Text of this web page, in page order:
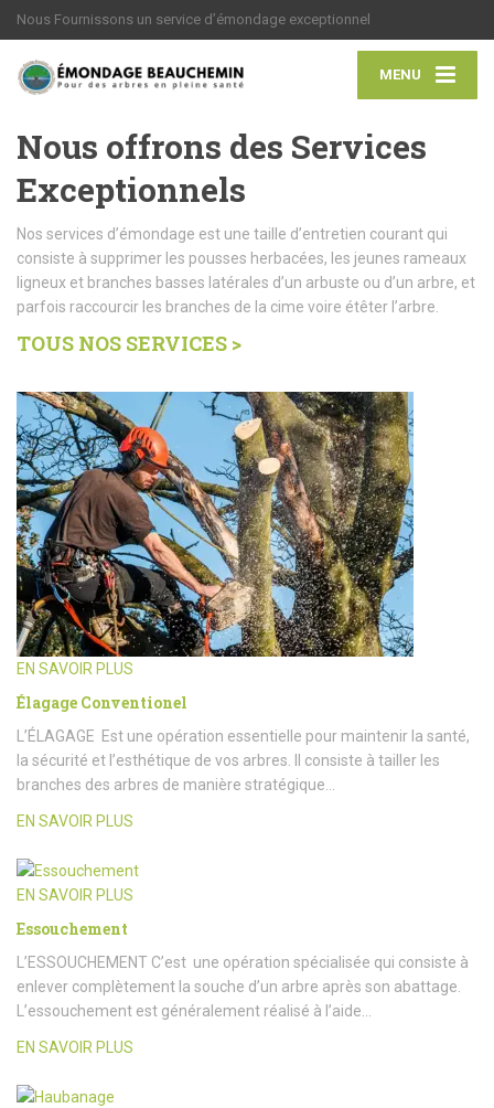
Nous Fournissons un service d’émondage exceptionnel
MENU
Nous offrons des Services
Exceptionnels
Nos services d’émondage est une taille d’entretien courant qui
consiste à supprimer les pousses herbacées, les jeunes rameaux
ligneux et branches basses latérales d’un arbuste ou d’un arbre, et
parfois raccourcir les branches de la cime voire étêter l’arbre.
TOUS NOS SERVICES >
EN SAVOIR PLUS
Élagage Conventionel
L’ÉLAGAGE Est une opération essentielle pour maintenir la santé,
la sécurité et l’esthétique de vos arbres. Il consiste à tailler les
branches des arbres de manière stratégique…
EN SAVOIR PLUS
EN SAVOIR PLUS
Essouchement
L’ESSOUCHEMENT C’est une opération spécialisée qui consiste à
enlever complètement la souche d’un arbre après son abattage.
L’essouchement est généralement réalisé à l’aide…
EN SAVOIR PLUS